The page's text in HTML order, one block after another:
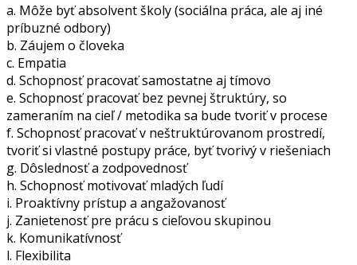
a. Môže byť absolvent školy (sociálna práca, ale aj iné
príbuzné odbory)
b. Záujem o človeka
c. Empatia
d. Schopnosť pracovať samostatne aj tímovo
e. Schopnosť pracovať bez pevnej štruktúry, so
zameraním na cieľ / metodika sa bude tvoriť v procese
f. Schopnosť pracovať v neštruktúrovanom prostredí,
tvoriť si vlastné postupy práce, byť tvorivý v riešeniach
g. Dôslednosť a zodpovednosť
h. Schopnosť motivovať mladých ľudí
i. Proaktívny prístup a angažovanosť
j. Zanietenosť pre prácu s cieľovou skupinou
k. Komunikatívnosť
l. Flexibilita